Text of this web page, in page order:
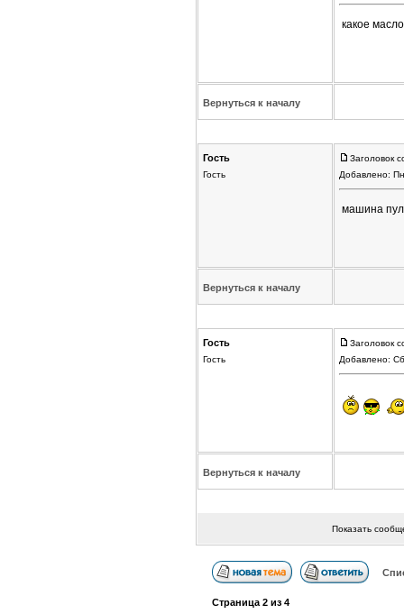
какое
Вернуться к началу
Гость
Гость
Заголовок
Добавлено:
машина
Вернуться к началу
Гость
Гость
Заголовок
Добавлено:
Вернуться к началу
Показать
Страница 2из 4